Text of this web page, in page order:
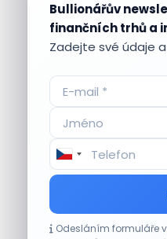
Bullionářův
finančních trhů a
Zadejte své údaje
Odesláním formuláře
Aktuální
Etsy překonala